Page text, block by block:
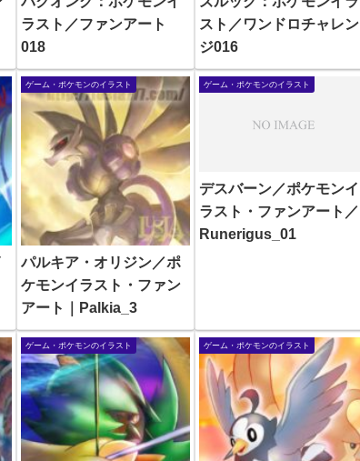
ラスト／ファンアート
018
スト／ワンドロチャレン
ジ016
ゲーム・ポケモンのイラスト
パルキア・オリジン／ポ
ケモンイラスト・ファン
アート｜Palkia_3
ゲーム・ポケモンのイラスト
デスバーン／ポケモンイ
ラスト・ファンアート／
Runerigus_01
ゲーム・ポケモンのイラスト ゲーム・ポケモンのイラスト